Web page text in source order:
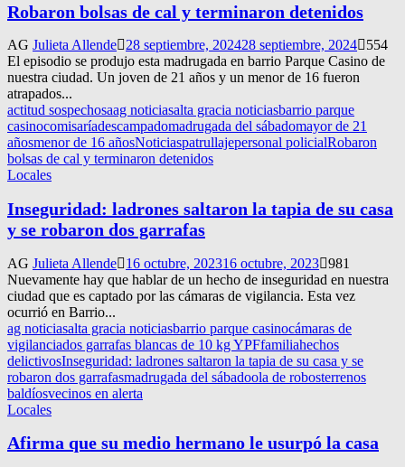
Robaron bolsas de cal y terminaron detenidos
AG Julieta Allende 28 septiembre, 202428 septiembre, 2024
554
El episodio se produjo esta madrugada en barrio Parque Casino de
nuestra ciudad. Un joven de 21 años y un menor de 16 fueron
atrapados...
actitud sospechosaag noticiasalta gracia noticiasbarrio parque
casinocomisaríadescampadomadrugada del sábadomayor de 21
añosmenor de 16 añosNoticiaspatrullajepersonal policialRobaron
bolsas de cal y terminaron detenidos
Locales
Inseguridad: ladrones saltaron la tapia de su casa
y se robaron dos garrafas
AG Julieta Allende 16 octubre, 202316 octubre, 2023 981
Nuevamente hay que hablar de un hecho de inseguridad en nuestra
ciudad que es captado por las cámaras de vigilancia. Esta vez
ocurrió en Barrio...
ag noticiasalta gracia noticiasbarrio parque casinocámaras de
vigilanciados garrafas blancas de 10 kg YPFfamiliahechos
delictivosInseguridad: ladrones saltaron la tapia de su casa y se
robaron dos garrafasmadrugada del sábadoola de robosterrenos
baldíosvecinos en alerta
Locales
Afirma que su medio hermano le usurpó la casa